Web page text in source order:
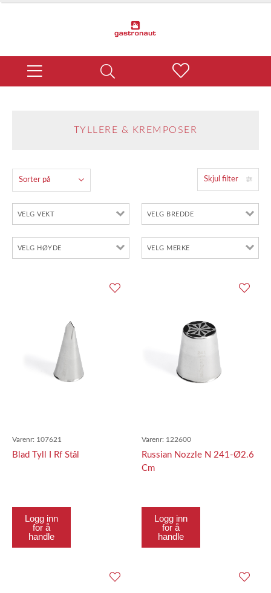
TYLLERE & KREMPOSER
Skjul filter
Sorter på
Varenr: 107621
Blad Tyll I Rf Stål
Logg inn
for å
handle
Varenr: 122600
Russian Nozzle N 241-Ø2.6
Cm
Logg inn
for å
handle